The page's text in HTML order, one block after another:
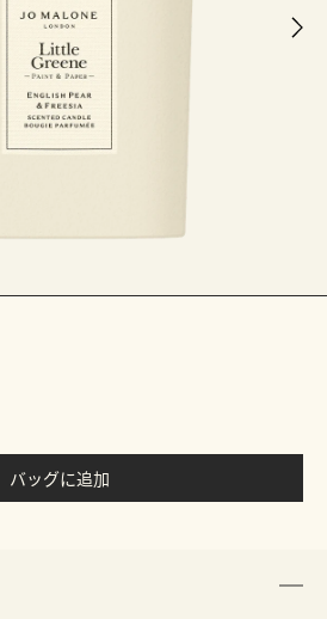
バッグに追加